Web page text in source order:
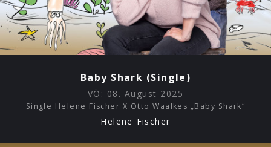
Baby Shark (Single)
VÖ: 08. August 2025
Single Helene Fischer X Otto Waalkes „Baby Shark“
Helene Fischer